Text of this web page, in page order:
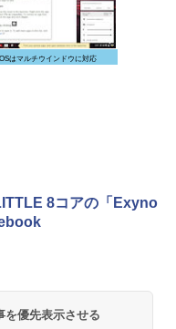
はマルチウインドウに対応
8コアの「Exyno
優先表示させる